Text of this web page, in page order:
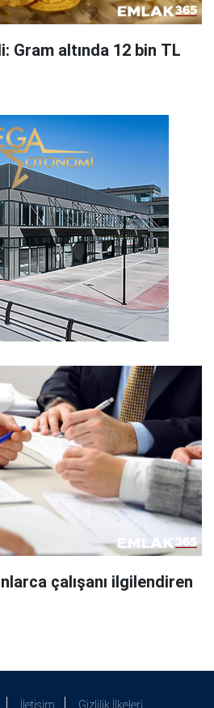
Gram altında 12 bin TL
çalışanı ilgilendiren
İletişim Gizlilik İlkeleri